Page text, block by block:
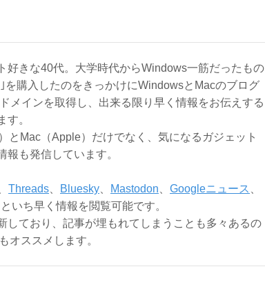
好きな40代。大学時代からWindows一筋だったもの
を購入したのをきっかけにWindowsとMacのブログ
メインを取得し、出来る限り早く情報をお伝えする
す。
とMac（Apple）だけでなく、気になるガジェット
も発信しています。
Threads Bluesky Mastodon Googleニュース
いち早く情報を閲覧可能です。
しており、記事が埋もれてしまうことも多々あるの
オススメします。